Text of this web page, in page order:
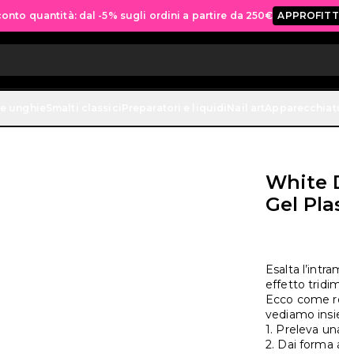
quantità: dal -5% sugli ordini a partire da 250€
White
Gel
Esalta
effetto
Ecco come
vediamo
1. Preleva
2. Dai forma